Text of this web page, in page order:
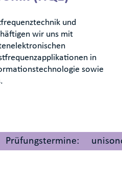
und
wir uns mit
in
sowie
Prüfungstermine: